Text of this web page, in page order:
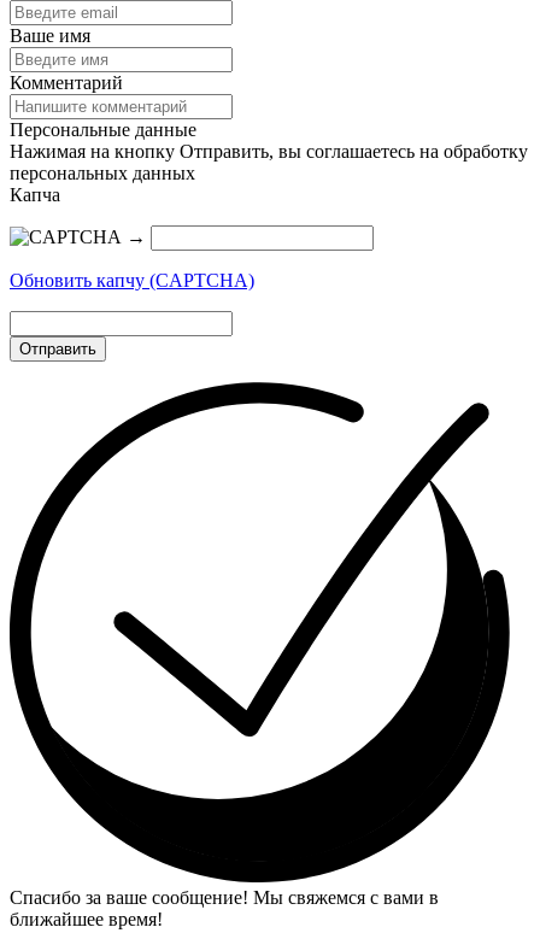
Ваше имя
Комментарий
Персональные данные
Нажимая на кнопку Отправить, вы соглашаетесь на обработку
персональных данных
Капча
→
Обновить капчу (CAPTCHA)
Отправить
Спасибо за ваше сообщение! Мы свяжемся с вами в
ближайшее время!